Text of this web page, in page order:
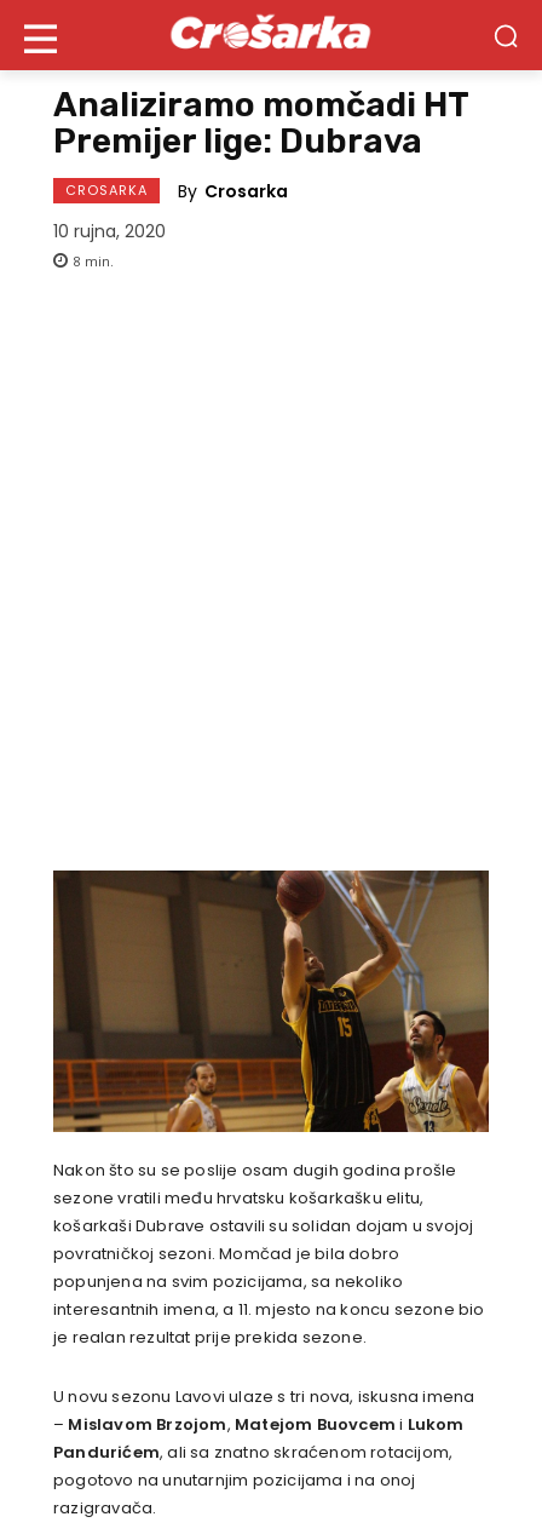
Analiziramo momčadi HT
Premijer lige: Dubrava
CROSARKA By Crosarka
10 rujna, 2020
8 min.
Nakon što su se poslije osam dugih godina prošle
sezone vratili među hrvatsku košarkašku elitu,
košarkaši Dubrave ostavili su solidan dojam u svojoj
povratničkoj sezoni. Momčad je bila dobro
popunjena na svim pozicijama, sa nekoliko
interesantnih imena, a 11. mjesto na koncu sezone bio
je realan rezultat prije prekida sezone.
U novu sezonu Lavovi ulaze s tri nova, iskusna imena
– Mislavom Brzojom, Matejom Buovcem i Lukom
Pandurićem, ali sa znatno skraćenom rotacijom,
pogotovo na unutarnjim pozicijama i na onoj
razigravača.